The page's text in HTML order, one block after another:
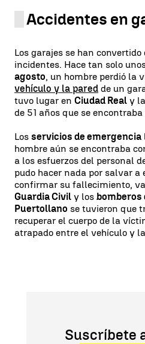
Accidentes en
Los garajes se han
incidentes. Hace tan solo
agosto, un hombre perdió la
vehículo y la pared de un
tuvo lugar en Ciudad Real y
de 51 años que se
Los servicios de emergencia
hombre aún se encontraba
a los esfuerzos del personal
pudo hacer nada por salvar a
confirmar su fallecimiento,
Guardia Civil y los bomberos
Puertollano se tuvieron que
recuperar el cuerpo de la
atrapado entre el vehículo y
Suscríbete